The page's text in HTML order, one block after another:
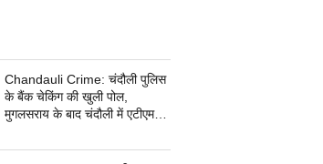
Chandauli Crime: चंदौली पुलिस
के बैंक चेकिंग की खुली पोल,
मुगलसराय के बाद चंदौली में एटीएम
जांच में जुटी पुलिस